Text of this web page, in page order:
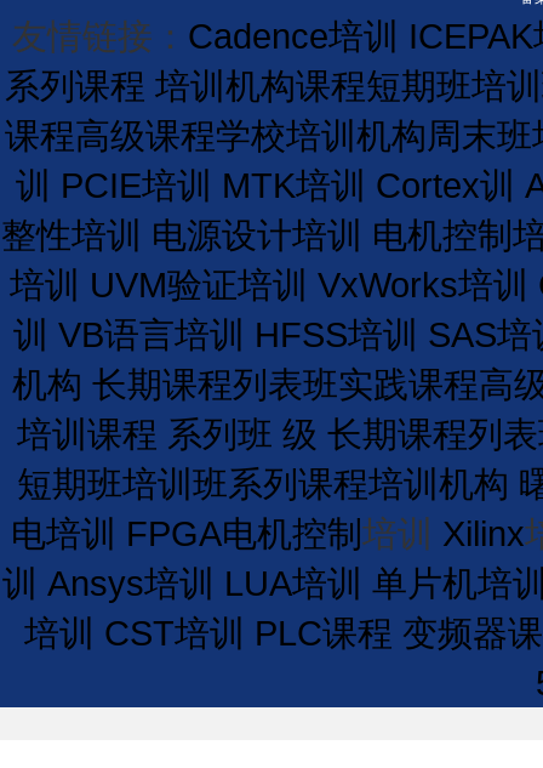
友情链接： Cadence培训
系列课程 培训机构课程短期班培训
课程高级课程学校培训 机构周末班
训 PCIE培训 MTK培训 Cortex训
整性培训 电源设计培训 电机控制
培训 UVM验证培训 VxWorks培训
训 VB语言培训 HFSS培训 SAS培
机构 长期课程列表班实践课程高
培训课程 系列班 级 长期课程列表
短期班培训 班系列课程培训 机构
电培训 FPGA电机控制 培训 Xilinx
训 Ansys培训 LUA培训 单片机培
培训 CST培训 PLC课程 变频器